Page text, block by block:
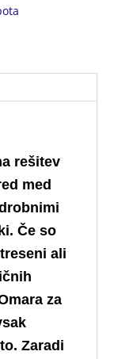
rešitev
med
Če so
ali
za
Zaradi